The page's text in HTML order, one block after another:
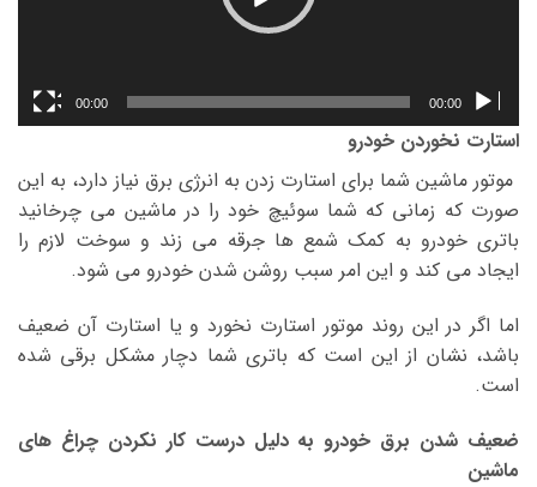
00:00
00:00
استارت نخوردن خودرو
موتور ماشین شما برای استارت زدن به انرژی برق نیاز دارد، به این
صورت که زمانی که شما سوئیچ خود را در ماشین می چرخانید
باتری خودرو به کمک شمع ها جرقه می زند و سوخت لازم را
ایجاد می کند و این امر سبب روشن شدن خودرو می شود.
اما اگر در این روند موتور استارت نخورد و یا استارت آن ضعیف
باشد، نشان از این است که باتری شما دچار مشکل برقی شده
است.
ضعیف شدن برق خودرو به دلیل درست کار نکردن چراغ های
ماشین